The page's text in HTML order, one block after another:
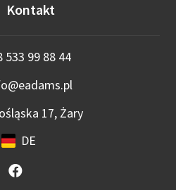
Kontakt
533 99 88 44
17, Żary
DE